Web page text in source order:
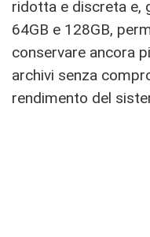
ridotta e discreta e,
64GB e 128GB,
conservare ancora
archivi senza
rendimento del